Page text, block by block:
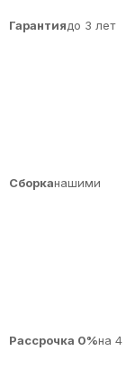
Гарантиядо 3 лет
Сборканашими
Рассрочка 0%на 4